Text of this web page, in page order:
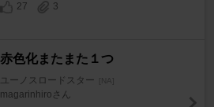
27
3
赤色化またまた１つ
ユーノスロードスター [NA]
magarinhiroさん